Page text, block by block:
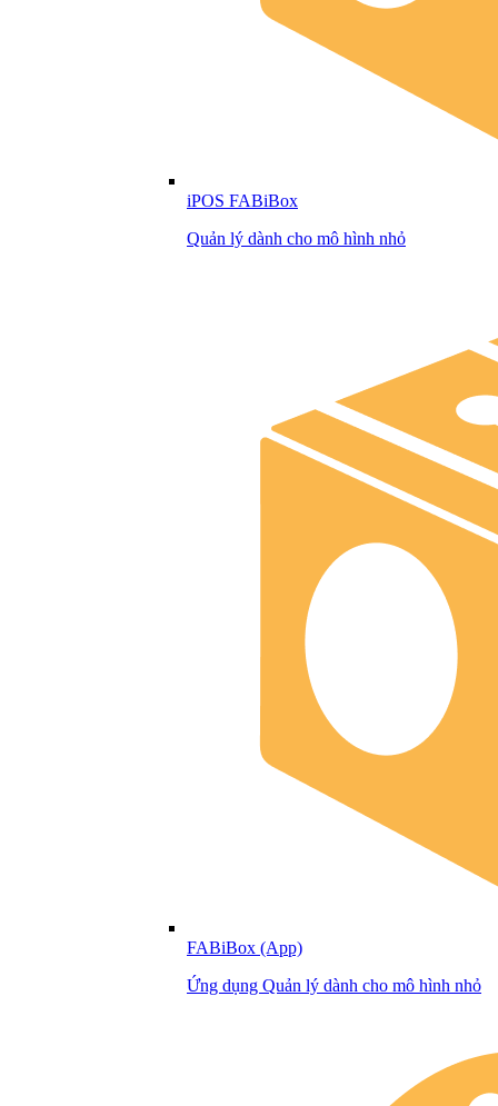
iPOS FABiBox
Quản lý dành cho mô hình nhỏ
FABiBox (App)
Ứng dụng Quản lý dành cho mô hình nhỏ